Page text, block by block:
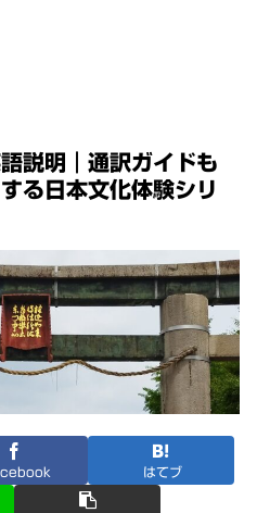
説明｜通訳ガイドも
る日本文化体験シリ
はてブ